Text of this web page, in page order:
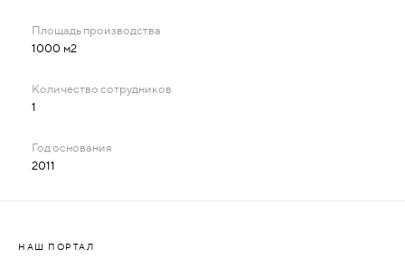
1000 м2
1
2011
НАШ ПОРТАЛ